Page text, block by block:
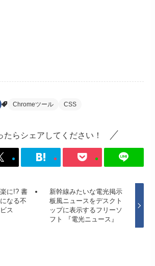
Chromeツール CSS
たらシェアしてください！
に!? 書
なる不
ス
新幹線みたいな電光掲示
板風ニュースをデスクト
ップに表示するフリーソ
フト 『電光ニュース』